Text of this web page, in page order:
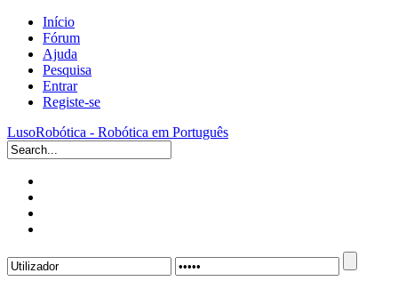
Início
Fórum
Ajuda
Pesquisa
Entrar
Registe-se
LusoRobótica - Robótica em Português